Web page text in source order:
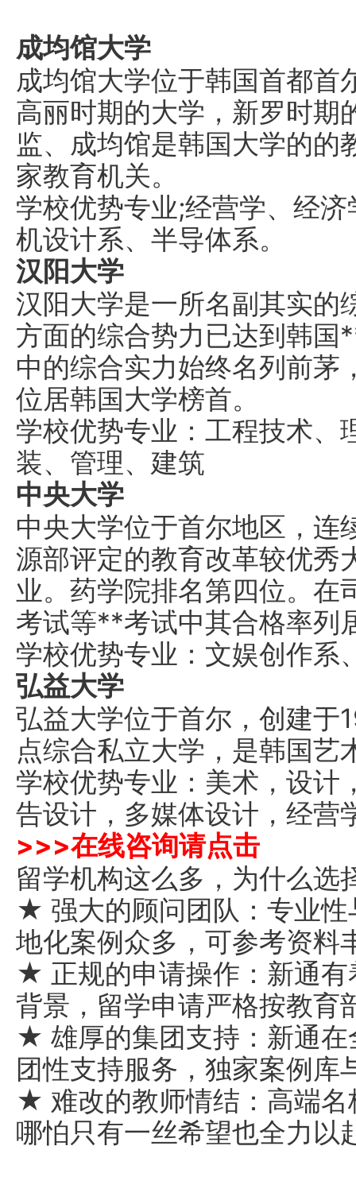
成均馆大学
成均馆大学位于韩国首都首
高丽时期的大学，新罗时期
监、成均馆是韩国大学的的
家教育机关。
学校优势专业;经营学、经
机设计系、半导体系。
汉阳大学
汉阳大学是一所名副其实的
方面的综合势力已达到韩
中的综合实力始终名列前茅
位居韩国大学榜首。
学校优势专业：工程技术、
装、管理、建筑
中央大学
中央大学位于首尔地区，连
源部评定的教育改革较优秀
业。药学院排名第四位。在
考试等**考试中其合格率列
学校优势专业：文娱创作系
弘益大学
弘益大学位于首尔，创建于
点综合私立大学，是韩国艺
学校优势专业：美术，设计
告设计，多媒体设计，经营
>>>在线咨询请点击
留学机构这么多，为什么选
★ 强大的顾问团队：专业
地化案例众多，可参考资料
★ 正规的申请操作：新通
背景，留学申请严格按教育
★ 雄厚的集团支持：新通
团性支持服务，独家案例库
★ 难改的教师情结：高端
哪怕只有一丝希望也全力以